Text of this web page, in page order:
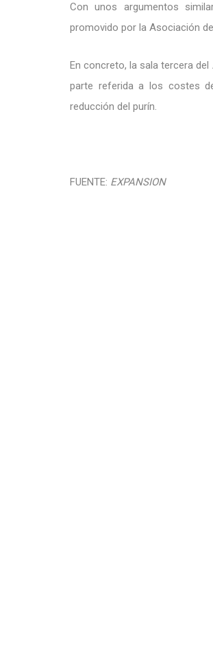
Con unos argumentos
promovido por la Asociación
En concreto, la sala tercera
parte referida a los costes
reducción del purín.
FUENTE: EXPANSION